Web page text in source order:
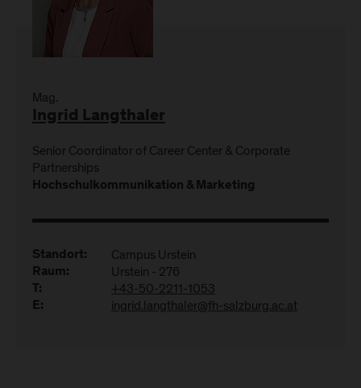
Mag.
Ingrid Langthaler
Senior Coordinator of Career Center & Corporate
Partnerships
Hochschulkommunikation & Marketing
Standort: Campus Urstein
Raum: Urstein - 276
T: +43-50-2211-1053
E: ingrid.langthaler@fh-salzburg.ac.at